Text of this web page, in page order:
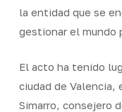
la entidad que se
gestionar el mundo
El acto ha tenido
ciudad de
Simarro, consejero